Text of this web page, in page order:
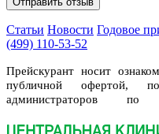
Статьи Новости Годовое
(499) 110-53-52
Прейскурант носит
публичной офертой,
администраторов